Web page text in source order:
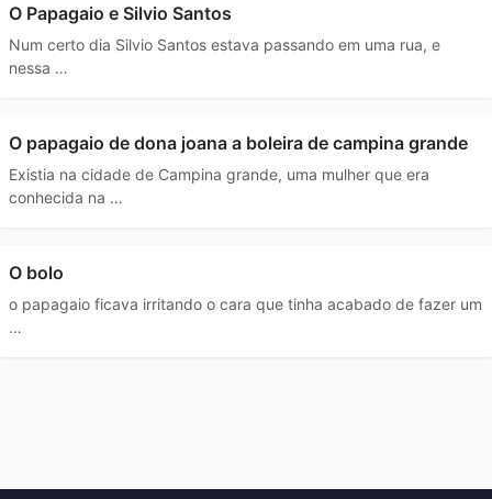
O Papagaio e Silvio Santos
Num certo dia Silvio Santos estava passando em uma rua, e
nessa …
O papagaio de dona joana a boleira de campina grande
Existia na cidade de Campina grande, uma mulher que era
conhecida na …
O bolo
o papagaio ficava irritando o cara que tinha acabado de fazer um
…